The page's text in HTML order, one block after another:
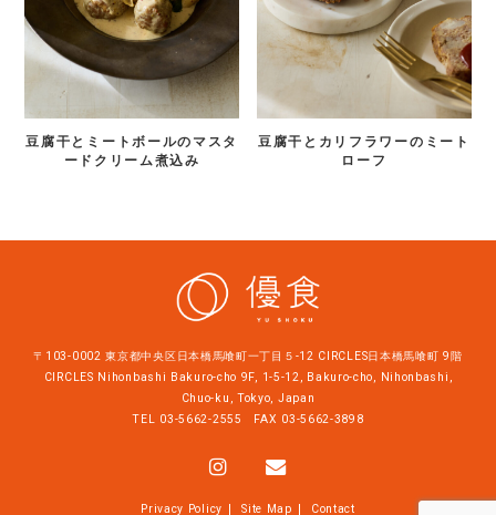
豆腐干とミートボールのマスタ
ードクリーム煮込み
豆腐干とカリフラワーのミート
ローフ
〒103-0002 東京都中央区日本橋馬喰町一丁目５-12 CIRCLES日本橋馬喰町 9階
CIRCLES Nihonbashi Bakuro-cho 9F, 1-5-12, Bakuro-cho, Nihonbashi,
Chuo-ku, Tokyo, Japan
TEL 03-5662-2555 FAX 03-5662-3898
Privacy Policy Site Map Contact